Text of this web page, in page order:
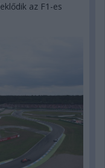
az F1-es